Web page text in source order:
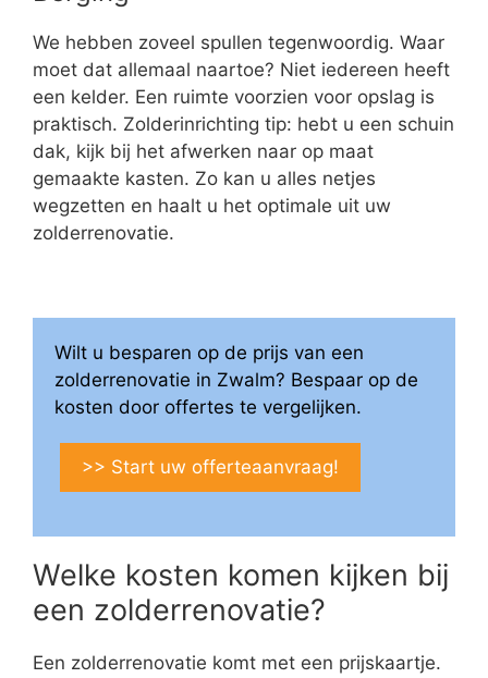
We hebben zoveel spullen tegenwoordig. Waar
moet dat allemaal naartoe? Niet iedereen heeft
een kelder. Een ruimte voorzien voor opslag is
praktisch. Zolderinrichting tip: hebt u een schuin
dak, kijk bij het afwerken naar op maat
gemaakte kasten. Zo kan u alles netjes
wegzetten en haalt u het optimale uit uw
zolderrenovatie.
Wilt u besparen op de prijs van een
zolderrenovatie in Zwalm? Bespaar op de
kosten door offertes te vergelijken.
>> Start uw offerteaanvraag!
Welke kosten komen kijken bij
een zolderrenovatie?
Een zolderrenovatie komt met een prijskaartje.